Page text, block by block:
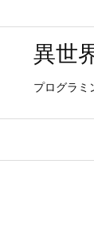
異世
プログラミ